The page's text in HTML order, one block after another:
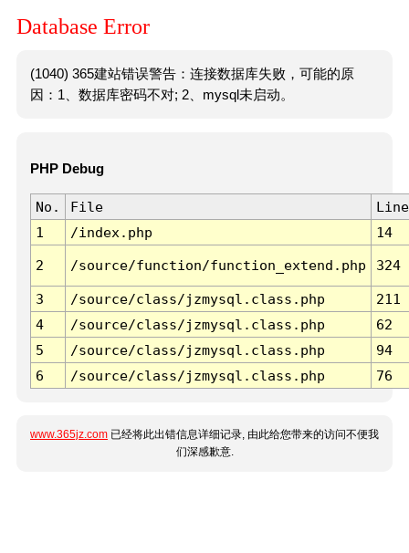
Database Error
(1040) 365建站错误警告：连接数据库失败，可能的原
因：1、数据库密码不对; 2、mysql未启动。
PHP Debug
No. File
Line
1
/index.php 14
2 /source/function/function_extend.php 324
3 /source/class/jzmysql.class.php
211
4
/source/class/jzmysql.class.php
62
5
/source/class/jzmysql.class.php
94
6
/source/class/jzmysql.class.php 76
www.365jz.com 已经将此出错信息详细记录, 由此给您带来的访问不便我
们深感歉意.